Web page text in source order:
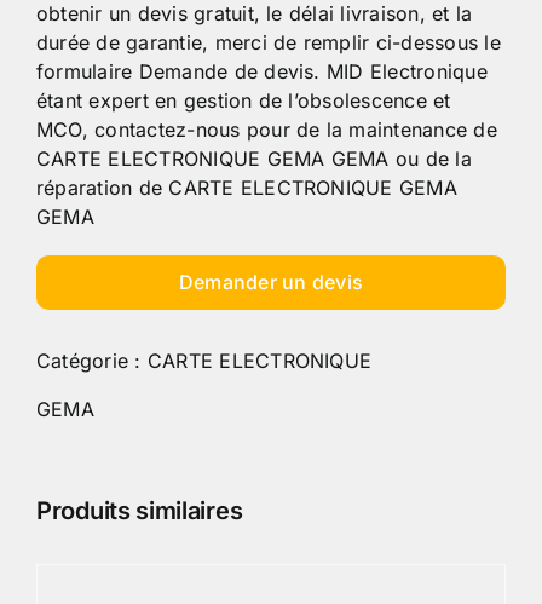
obtenir un devis gratuit, le délai livraison, et la
durée de garantie, merci de remplir ci-dessous le
formulaire Demande de devis. MID Electronique
étant expert en gestion de l’obsolescence et
MCO, contactez-nous pour de la maintenance de
CARTE ELECTRONIQUE GEMA GEMA ou de la
réparation de CARTE ELECTRONIQUE GEMA
GEMA
Demander un devis
Catégorie : CARTE ELECTRONIQUE
GEMA
Produits similaires